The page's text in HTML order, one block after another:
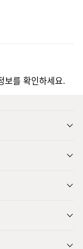
보를 확인하세요.